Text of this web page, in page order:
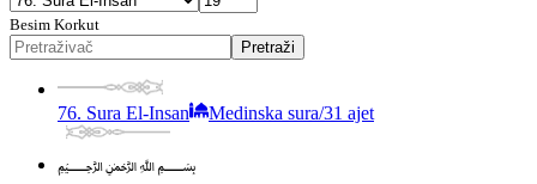
Besim Korkut
Pretraži
76. Sura El-Insan Medinska sura/31 ajet
﷽